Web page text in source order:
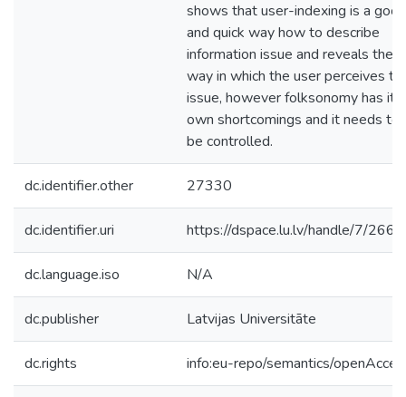
shows that user-indexing is a good
and quick way how to describe
information issue and reveals the
way in which the user perceives
issue, however folksonomy has its
own shortcomings and it needs to
be controlled.
dc.identifier.other 27330
dc.identifier.uri https://dspace.lu.lv/handle/7/
dc.language.iso N/A
dc.publisher Latvijas Universitāte
dc.rights info:eu-repo/semantics/